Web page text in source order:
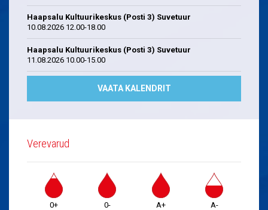
Haapsalu Kultuurikeskus (Posti 3) Suvetuur
10.08.2026 12.00-18.00
Haapsalu Kultuurikeskus (Posti 3) Suvetuur
11.08.2026 10.00-15.00
VAATA KALENDRIT
Verevarud
0+ 0- A+ A-